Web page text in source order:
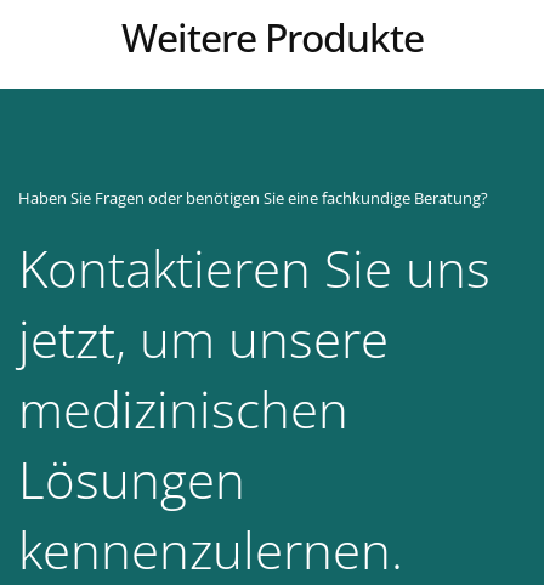
Weitere Produkte
Haben Sie Fragen oder benötigen Sie eine fachkundige Beratung?
Kontaktieren Sie uns
jetzt, um unsere
medizinischen
Lösungen
kennenzulernen.